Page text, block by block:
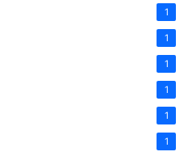
1
1
1
1
1
1